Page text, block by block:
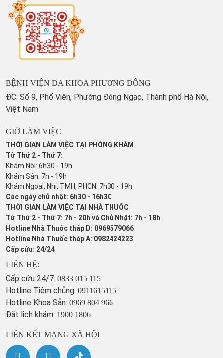
BỆNH VIỆN ĐA KHOA PHƯƠNG ĐÔNG
ĐC: Số 9, Phố Viên, Phường Đông Ngạc, Thành phố Hà Nội,
Việt Nam
GIỜ LÀM VIỆC
THỜI GIAN LÀM VIỆC TẠI PHÒNG KHÁM
Từ Thứ 2 - Thứ 7:
Khám Nội: 6h30 - 19h
Khám Sản: 7h - 19h
Khám Ngoại, Nhi, TMH, PHCN: 7h30 - 19h
Các ngày chủ nhật: 6h30 - 16h30
THỜI GIAN LÀM VIỆC TẠI NHÀ THUỐC
Từ Thứ 2 - Thứ 7: 7h - 20h và Chủ Nhật: 7h - 18h
Hotline Nhà Thuốc tháp D: 0969579066
Hotline Nhà Thuốc tháp A: 0982424223
Cấp cứu: 24/24
LIÊN HỆ:
Cấp cứu 24/7: 0833 015 115
Hotline Tiêm chủng: 0911615115
Hotline Khoa Sản: 0969 804 966
Đặt lịch khám: 1900 1806
LIÊN KẾT MẠNG XÃ HỘI